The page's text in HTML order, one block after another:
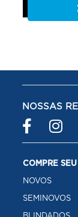
NOSSAS
COMPRE
NOVOS
SEMINOVOS